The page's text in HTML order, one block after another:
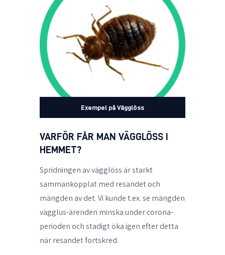
Exempel på Vägglöss
VARFÖR FÅR MAN VÄGGLÖSS I
HEMMET?
Spridningen av vägglöss är starkt
sammankopplat med resandet och
mängden av det. Vi kunde t.ex. se mängden
vägglus-ärenden minska under corona-
perioden och stadigt öka igen efter detta
när resandet fortskred.